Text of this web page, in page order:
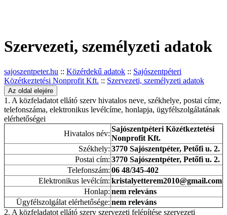
Szervezeti, személyzeti adatok
sajoszentpeter.hu :: Közérdekű adatok :: Sajószentpéteri
Közétkeztetési Nonprofit Kft. :: Szervezeti, személyzeti adatok
Az oldal elejére
1. A közfeladatot ellátó szerv hivatalos neve, székhelye, postai címe,
telefonszáma, elektronikus levélcíme, honlapja, ügyfélszolgálatának
elérhetőségei
Hivatalos név:
Sajószentpéteri Közétkeztetési
Nonprofit Kft.
Székhely: 3770 Sajószentpéter, Petőfi u. 2.
Postai cím: 3770 Sajószentpéter, Petőfi u. 2.
Telefonszám: 06 48/345-402
Elektronikus levélcím: kristalyetterem2010@gmail.com
Honlap: nem releváns
Ügyfélszolgálat elérhetősége: nem releváns
2. A közfeladatot ellátó szerv szervezeti felépítése szervezeti